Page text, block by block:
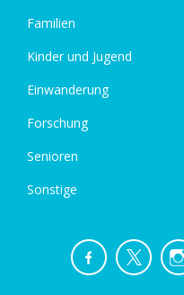
Familien
Kinder und Jugend
Einwanderung
Forschung
Senioren
Sonstige